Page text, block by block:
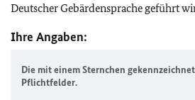
Deutscher Gebärdensprache geführt
Ihre Angaben:
Die mit einem Sternchen
Pflichtfelder.